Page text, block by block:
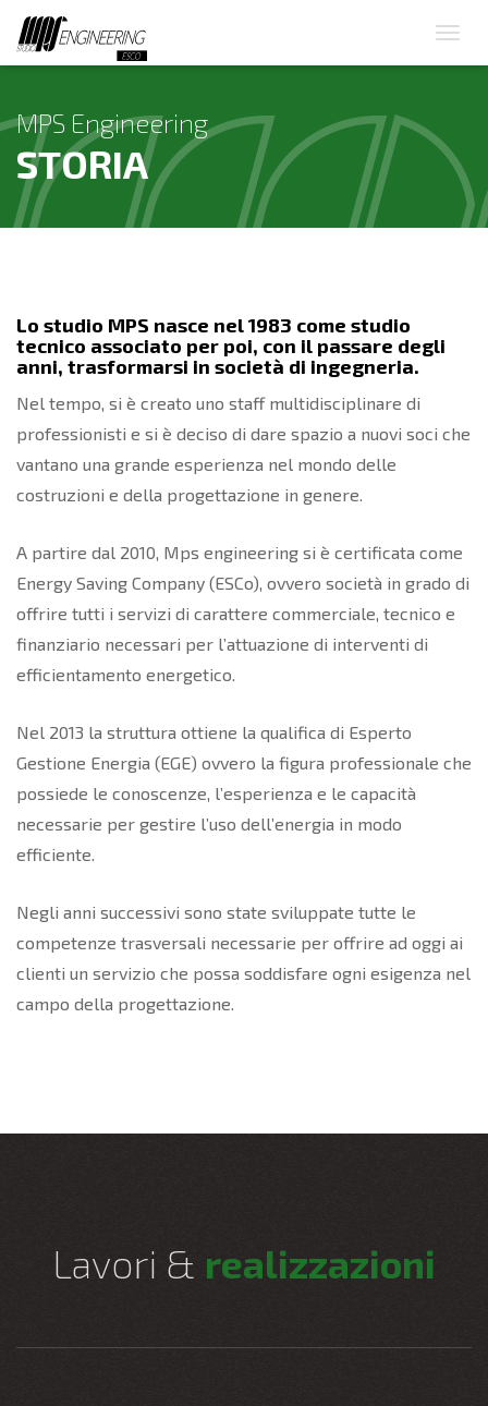
MPS Engineering
STORIA
Lo studio MPS nasce nel 1983 come studio
tecnico associato per poi, con il passare degli
anni, trasformarsi in società di ingegneria.
Nel tempo, si è creato uno staff multidisciplinare di
professionisti e si è deciso di dare spazio a nuovi soci che
vantano una grande esperienza nel mondo delle
costruzioni e della progettazione in genere.
A partire dal 2010, Mps engineering si è certificata come
Energy Saving Company (ESCo), ovvero società in grado di
offrire tutti i servizi di carattere commerciale, tecnico e
finanziario necessari per l’attuazione di interventi di
efficientamento energetico.
Nel 2013 la struttura ottiene la qualifica di Esperto
Gestione Energia (EGE) ovvero la figura professionale che
possiede le conoscenze, l’esperienza e le capacità
necessarie per gestire l’uso dell’energia in modo
efficiente.
Negli anni successivi sono state sviluppate tutte le
competenze trasversali necessarie per offrire ad oggi ai
clienti un servizio che possa soddisfare ogni esigenza nel
campo della progettazione.
Lavori & realizzazioni